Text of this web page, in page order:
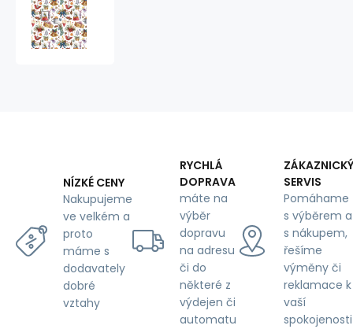
NÍZKÉ CENY
Nakupujeme
ve velkém a
proto
máme s
dodavately
dobré
vztahy
RYCHLÁ
DOPRAVA
máte na
výběr
dopravu
na adresu
či do
některé z
výdejen či
automatu
ZÁKAZNICKÝ
SERVIS
Pomáhame
s výběrem a
s nákupem,
řešíme
výměny či
reklamace k
vaší
spokojenosti